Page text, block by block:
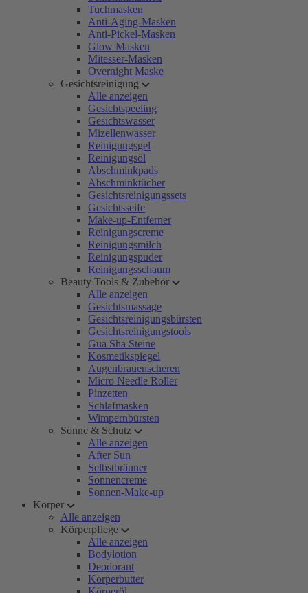
Tuchmasken
Anti-Aging-Masken
Anti-Pickel-Masken
Glow Masken
Mitesser-Masken
Overnight Maske
Gesichtsreinigung
Alle anzeigen
Gesichtspeeling
Gesichtswasser
Mizellenwasser
Reinigungsgel
Reinigungsöl
Abschminkpads
Abschminktücher
Gesichtsreinigungssets
Gesichtsseife
Make-up-Entferner
Reinigungscreme
Reinigungsmilch
Reinigungspuder
Reinigungsschaum
Beauty Tools & Zubehör
Alle anzeigen
Gesichtsmassage
Gesichtsreinigungsbürsten
Gesichtsreinigungstools
Gua Sha Steine
Kosmetikspiegel
Augenbrauenscheren
Micro Needle Roller
Pinzetten
Schlafmasken
Wimpernbürsten
Sonne & Schutz
Alle anzeigen
After Sun
Selbstbräuner
Sonnencreme
Sonnen-Make-up
Körper
Alle anzeigen
Körperpflege
Alle anzeigen
Bodylotion
Deodorant
Körperbutter